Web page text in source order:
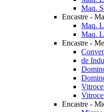
Maq.
Encastre -
Maq.
Maq.
Encastre -
de
Encastre -